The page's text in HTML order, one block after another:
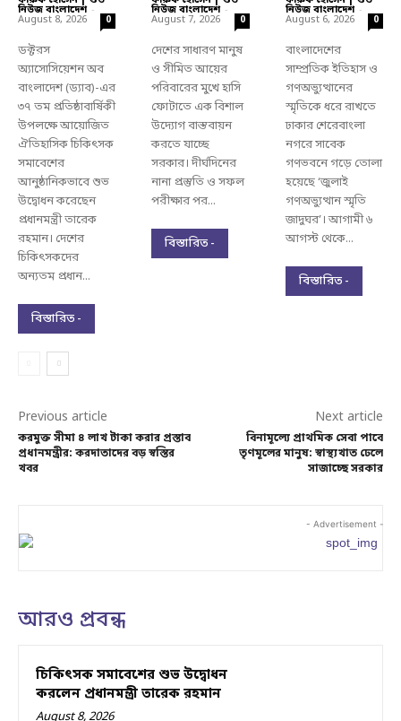
নিউজ বাংলাদেশ -
August 8, 2026 0
ডক্টরস
অ্যাসোসিয়েশন অব
বাংলাদেশ (ড্যাব)-এর
৩৭ তম প্রতিষ্ঠাবার্ষিকী
উপলক্ষে আয়োজিত
ঐতিহাসিক চিকিৎসক
সমাবেশের
আনুষ্ঠানিকভাবে শুভ
উদ্বোধন করেছেন
প্রধানমন্ত্রী তারেক
রহমান। দেশের
চিকিৎসকদের
অন্যতম প্রধান...
বিস্তারিত -
নিউজ বাংলাদেশ -
August 7, 2026 0
দেশের সাধারণ মানুষ
ও সীমিত আয়ের
পরিবারের মুখে হাসি
ফোটাতে এক বিশাল
উদ্যোগ বাস্তবায়ন
করতে যাচ্ছে
সরকার। দীর্ঘদিনের
নানা প্রস্তুতি ও সফল
পরীক্ষার পর...
বিস্তারিত -
নিউজ বাংলাদেশ -
August 6, 2026 0
বাংলাদেশের
সাম্প্রতিক ইতিহাস ও
গণঅভ্যুত্থানের
স্মৃতিকে ধরে রাখতে
ঢাকার শেরেবাংলা
নগরে সাবেক
গণভবনে গড়ে তোলা
হয়েছে ‘জুলাই
গণঅভ্যুত্থান স্মৃতি
জাদুঘর’। আগামী ৬
আগস্ট থেকে...
বিস্তারিত -
Previous article
করমুক্ত সীমা ৪ লাখ টাকা করার প্রস্তাব
প্রধানমন্ত্রীর: করদাতাদের বড় স্বস্তির
খবর
Next article
বিনামূল্যে প্রাথমিক সেবা পাবে
তৃণমূলের মানুষ: স্বাস্থ্যখাত ঢেলে
সাজাচ্ছে সরকার
- Advertisement -
আরও প্রবন্ধ
চিকিৎসক সমাবেশের শুভ উদ্বোধন
করলেন প্রধানমন্ত্রী তারেক রহমান
August 8, 2026